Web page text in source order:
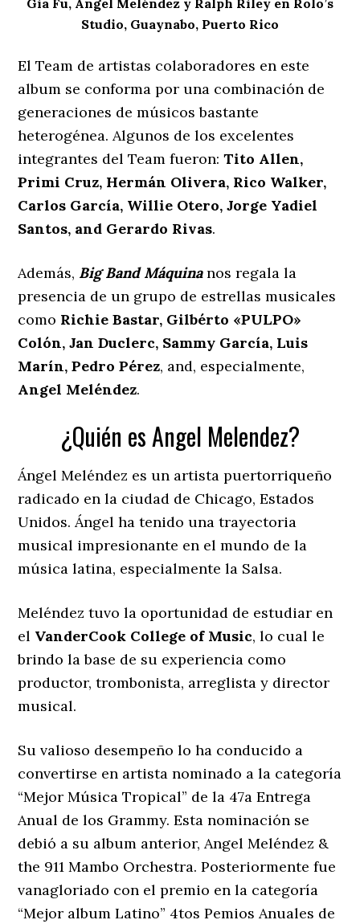
Gia Fu, Ángel Meléndez y Ralph Riley en Rolo’s
Studio, Guaynabo, Puerto Rico
El Team de artistas colaboradores en este
album se conforma por una combinación de
generaciones de músicos bastante
heterogénea. Algunos de los excelentes
integrantes del Team fueron: Tito Allen,
Primi Cruz, Hermán Olivera, Rico Walker,
Carlos García, Willie Otero, Jorge Yadiel
Santos, and Gerardo Rivas.
Además, Big Band Máquinanos regala la
presencia de un grupo de estrellas musicales
como Richie Bastar, Gilbérto «PULPO»
Colón, Jan Duclerc, Sammy García, Luis
Marín, Pedro Pérez, and, especialmente,
Angel Meléndez.
¿Quién es Angel Melendez?
Ángel Meléndez es un artista puertorriqueño
radicado en la ciudad de Chicago, Estados
Unidos. Ángel ha tenido una trayectoria
musical impresionante en el mundo de la
música latina, especialmente la Salsa.
Meléndez tuvo la oportunidad de estudiar en
el VanderCook College of Music, lo cual le
brindo la base de su experiencia como
productor, trombonista, arreglista y director
musical.
Su valioso desempeño lo ha conducido a
convertirse en artista nominado a la categoría
“Mejor Música Tropical” de la 47a Entrega
Anual de los Grammy. Esta nominación se
debió a su album anterior, Angel Meléndez &
the 911 Mambo Orchestra. Posteriormente fue
vanagloriado con el premio en la categoría
“Mejor album Latino” 4tos Pemios Anuales de